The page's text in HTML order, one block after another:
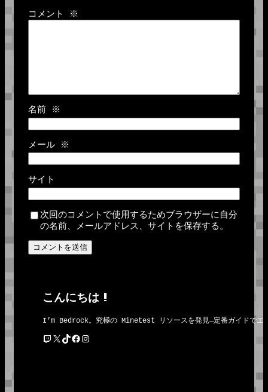
コメント
※
名前 ※
メール ※
サイト
次回のコメントで使用するためブラウザーに自分
の名前、メールアドレス、サイトを保存する。
こんにちは !
I’m Bedrock。究極の Minetest リソースを発見―定番ガイドでエ
Twitch X TikTok Facebook Instagram